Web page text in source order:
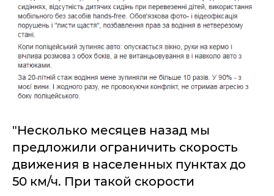
"Несколько месяцев назад мы
предложили ограничить скорость
движения в населенных пунктах до
50 км/ч. При такой скорости